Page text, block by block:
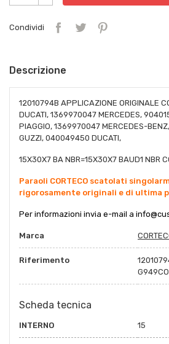
Condividi
Descrizione
12010794B APPLICAZIONE ORIGINALE
DUCATI, 1369970047 MERCEDES,
PIAGGIO, 1369970047 MERCEDES-
GUZZI, 040049450 DUCATI,
15X30X7 BA NBR=15X30X7 BAUD1 NBR
Paraoli CORTECO scatolati
rigorosamente originali e di ultima
Per informazioni invia e-mail a
Marca
Riferimento
Scheda tecnica
INTERNO 15